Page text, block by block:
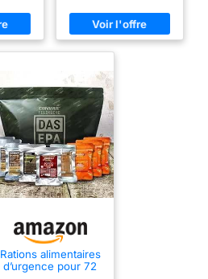
Rations alimentaires
d’urgence pour 72